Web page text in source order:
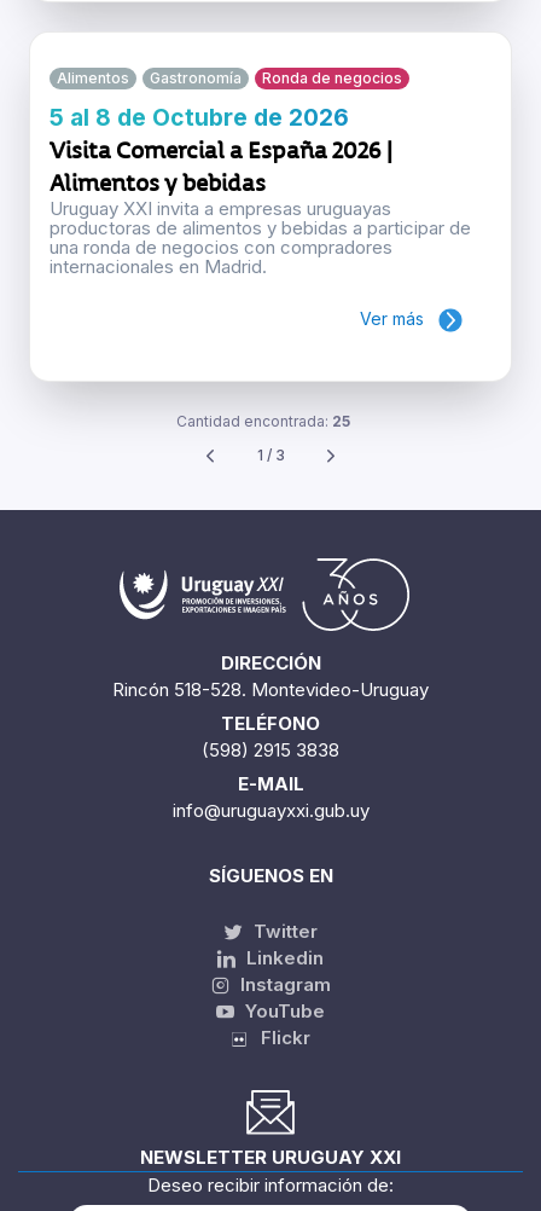
Alimentos Gastronomía Ronda de negocios
5 al 8 de Octubre de 2026
Visita Comercial a España 2026 |
Alimentos y bebidas
Uruguay XXI invita a empresas uruguayas
productoras de alimentos y bebidas a participar de
una ronda de negocios con compradores
internacionales en Madrid.
Ver más
Cantidad encontrada: 25
1 / 3
DIRECCIÓN
Rincón 518-528. Montevideo-Uruguay
TELÉFONO
(598) 2915 3838
E-MAIL
info@uruguayxxi.gub.uy
SÍGUENOS EN
Twitter
Linkedin
Instagram
YouTube
Flickr
NEWSLETTER URUGUAY XXI
Deseo recibir información de: